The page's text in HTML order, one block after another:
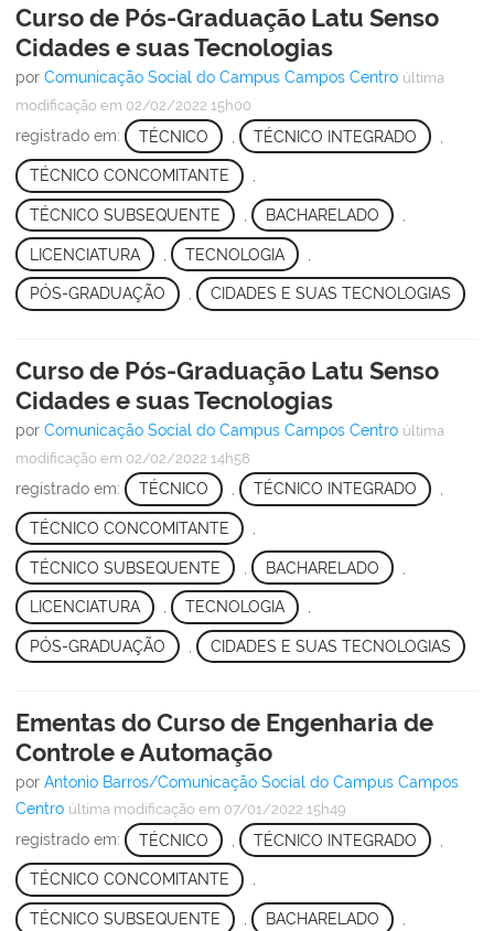
Curso de Pós-Graduação Latu Senso
Cidades e suas Tecnologias
por Comunicação Social do Campus Campos Centro última
modificação em 02/02/2022 15h00
registrado em: TÉCNICO TÉCNICO INTEGRADO
TÉCNICO CONCOMITANTE ,
TÉCNICO SUBSEQUENTE BACHARELADO
LICENCIATURA TECNOLOGIA
PÓS-GRADUAÇÃO , CIDADES E SUAS TECNOLOGIAS
Curso de Pós-Graduação Latu Senso
Cidades e suas Tecnologias
por Comunicação Social do Campus Campos Centro última
modificação em 02/02/2022 14h58
registrado em: TÉCNICO TÉCNICO INTEGRADO
TÉCNICO CONCOMITANTE
TÉCNICO SUBSEQUENTE BACHARELADO
LICENCIATURA , TECNOLOGIA ,
PÓS-GRADUAÇÃO CIDADES E SUAS TECNOLOGIAS
Ementas do Curso de Engenharia de
Controle e Automação
por Antonio Barros/Comunicação Social do Campus Campos
Centro última modificação em 07/01/2022 15h49
registrado em: TÉCNICO TÉCNICO INTEGRADO
TÉCNICO CONCOMITANTE ,
TÉCNICO SUBSEQUENTE BACHARELADO